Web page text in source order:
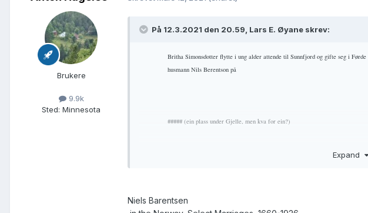
Brukere
9.9k
Sted: Minnesota
På 12.3.2021 den 20.59, Lars E. Øyane skrev:
Britha Simonsdotter flytte i ung alder attende til Sunnfjord og gifte seg i
husmann Nils Berentson på
##### (ein plass under Gjelle, men kva for ein?)
Expand
Niels Barentsen